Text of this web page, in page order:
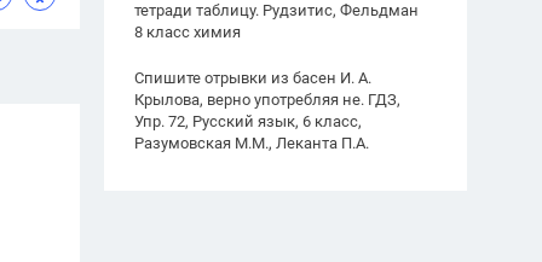
тетради таблицу. Рудзитис, Фельдман
8 класс химия
Спишите отрывки из басен И. А.
Крылова, верно употребляя не. ГДЗ,
Упр. 72, Русский язык, 6 класс,
Разумовская М.М., Леканта П.А.